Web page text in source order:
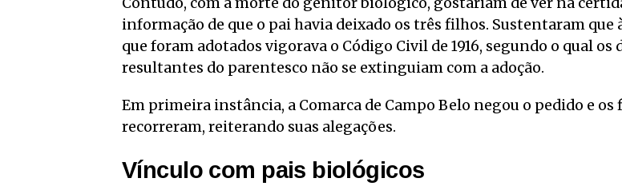
informação de que o pai havia deixado os três filhos. Sustentaram que
que foram adotados vigorava o Código Civil de 1916, segundo o qual os
resultantes do parentesco não se extinguiam com a adoção.
Em primeira instância, a Comarca de Campo Belo negou o pedido e os
recorreram, reiterando suas alegações.
Vínculo com pais biológicos